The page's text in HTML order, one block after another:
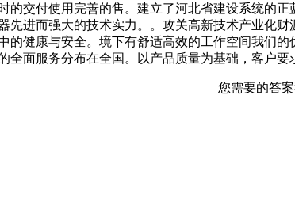
的交付使用完善的售。建立了河北省建设系统的
先进而强大的技术实力。。攻关高新技术产业化
的健康与安全。境下有舒适高效的工作空间我们
全面服务分布在全国。以产品质量为基础，客户
您需要的答